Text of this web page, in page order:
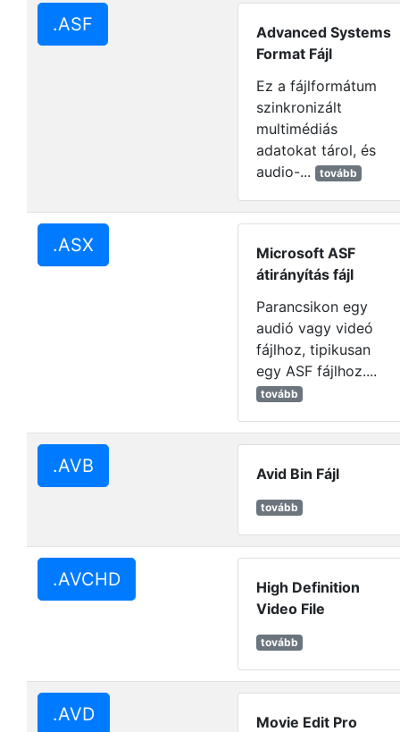
.ASF
Advanced Systems
Format Fájl
Ez a fájlformátum
szinkronizált
multimédiás
adatokat tárol, és
audio-...
tovább
.ASX
Microsoft ASF
átirányítás fájl
Parancsikon egy
audió vagy videó
fájlhoz, tipikusan
egy ASF fájlhoz....
tovább
.AVB Avid Bin Fájl
tovább
.AVCHD
High Definition
Video File
tovább
.AVD
Movie Edit Pro